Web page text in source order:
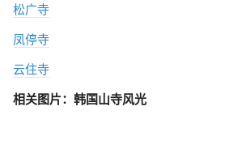
松广寺
凤停寺
云住寺
相关图片：韩国山寺风光